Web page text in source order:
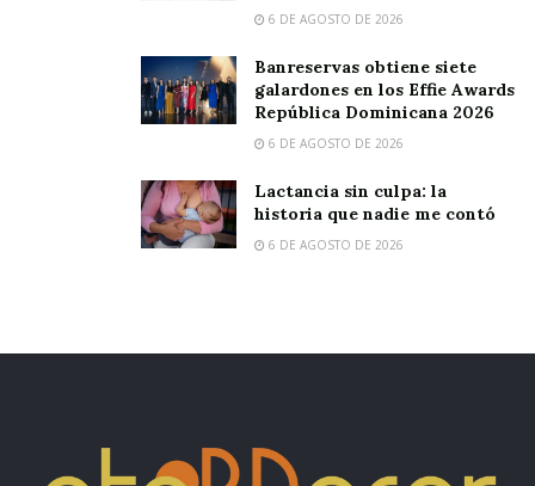
6 DE AGOSTO DE 2026
Banreservas obtiene siete
galardones en los Effie Awards
República Dominicana 2026
6 DE AGOSTO DE 2026
Lactancia sin culpa: la
historia que nadie me contó
6 DE AGOSTO DE 2026